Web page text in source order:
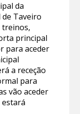
da
de Taveiro
principal
para aceder
a receção
para
vão aceder